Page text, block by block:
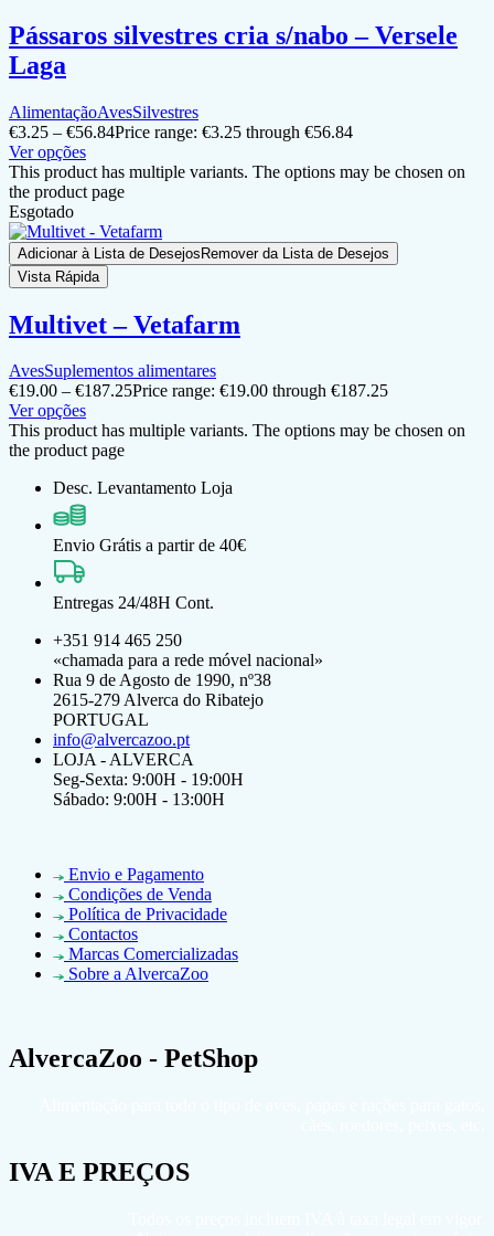
Pássaros silvestres cria s/nabo – Versele
Laga
AlimentaçãoAvesSilvestres
€3.25 – €56.84Price range: €3.25 through €56.84
Ver opções
This product has multiple variants. The options may be chosen on
the product page
Esgotado
Adicionar à Lista de DesejosRemover da Lista de Desejos
Vista Rápida
Multivet – Vetafarm
AvesSuplementos alimentares
€19.00 – €187.25Price range: €19.00 through €187.25
Ver opções
This product has multiple variants. The options may be chosen on
the product page
Desc. Levantamento Loja
Envio Grátis a partir de 40€
Entregas 24/48H Cont.
+351 914 465 250
«chamada para a rede móvel nacional»
Rua 9 de Agosto de 1990, nº38
2615-279 Alverca do Ribatejo
PORTUGAL
info@alvercazoo.pt
LOJA - ALVERCA
Seg-Sexta: 9:00H - 19:00H
Sábado: 9:00H - 13:00H
Envio e Pagamento
Condições de Venda
Política de Privacidade
Contactos
Marcas Comercializadas
Sobre a AlvercaZoo
AlvercaZoo - PetShop
IVA E PREÇOS